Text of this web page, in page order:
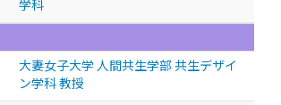
学科
大妻女子大学 人間共生学部 共生デザイ
ン学科 教授